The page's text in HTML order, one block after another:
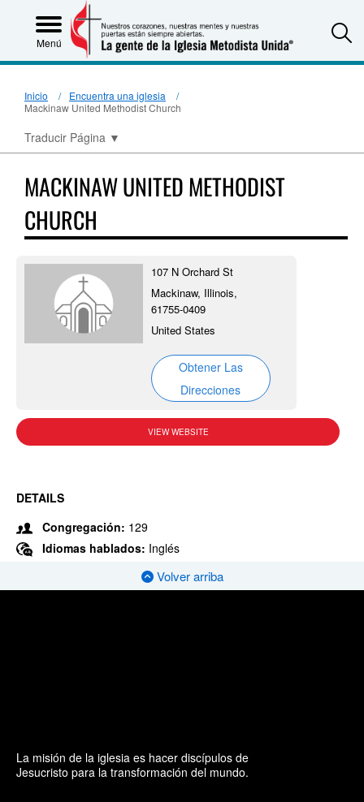
Menú
Inicio
Encuentra una iglesia
Mackinaw United Methodist Church
Traducir Página ▼
MACKINAW UNITED METHODIST
CHURCH
107 N Orchard St
Mackinaw, Illinois,
61755-0409
United States
Obtener Las
Direcciones
VIEW WEBSITE
DETAILS
Congregación: 129
Idiomas hablados: Inglés
Volver arriba
La misión de la iglesia es hacer discípulos de
Jesucristo para la transformación del mundo.